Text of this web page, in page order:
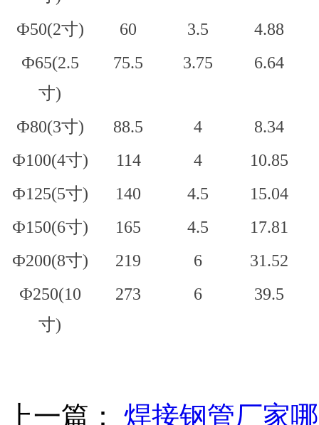
Ф50(2寸) 60 3.5
4.88
Ф65(2.5
寸)
75.5 3.75 6.64
Ф80(3寸) 88.5 4
8.34
Ф100(4寸)
114 4
10.85
Ф125(5寸)
140 4.5
15.04
Ф150(6寸)
165 4.5
17.81
Ф200(8寸)
219 6
31.52
Ф250(10
寸)
273 6 39.5
上一篇： 焊接钢管厂家